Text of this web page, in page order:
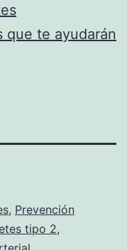
que te ayudarán
, Prevención
tipo 2,